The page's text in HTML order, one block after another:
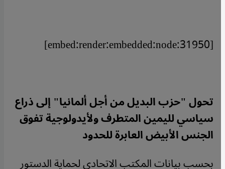
[embed:render:embedded:node:31950]
تحول "حزب البديل من أجل ألمانيا" إلى ذراع
سياسي لليمين المتطرف ولأيدولوجية تفوق
الجنس الأبيض العابرة للحدود
بحسب بيانات المكتب الاتحادي لحماية الدستور